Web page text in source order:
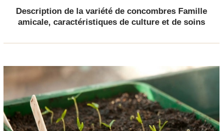
Description de la variété de concombres Famille
amicale, caractéristiques de culture et de soins